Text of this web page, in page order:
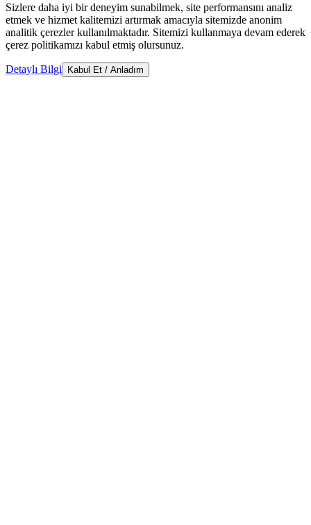
Sizlere daha iyi bir deneyim sunabilmek, site performansını analiz
etmek ve hizmet kalitemizi artırmak amacıyla sitemizde anonim
analitik çerezler kullanılmaktadır. Sitemizi kullanmaya devam ederek
çerez politikamızı kabul etmiş olursunuz.
Detaylı Bilgi Kabul Et / Anladım